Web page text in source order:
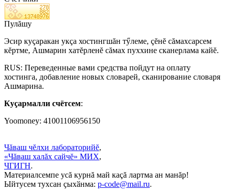
Пулăшу
Эсир куçаракан укçа хостингшăн тӳлеме, çĕнĕ сăмахсарсем
кĕртме, Ашмарин хатĕрленĕ сăмах пуххине сканерлама кайĕ.
RUS: Переведенные вами средства пойдут на оплату
хостинга, добавление новых словарей, сканирование словаря
Ашмарина.
Куçармалли счётсем:
Yoomoney: 41001106956150
Чăваш чĕлхи лабораторийĕ,
«Чăваш халăх сайчĕ» МИХ,
ЧГИГН.
Материалсемпе усă курнă май каçă лартма ан манăр!
Ыйтусем тухсан ҫыхӑнма: p-code@mail.ru.